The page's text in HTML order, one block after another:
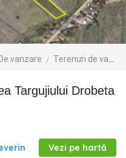
De vanzare Terenuri de vanzare
Vezi pe hartă